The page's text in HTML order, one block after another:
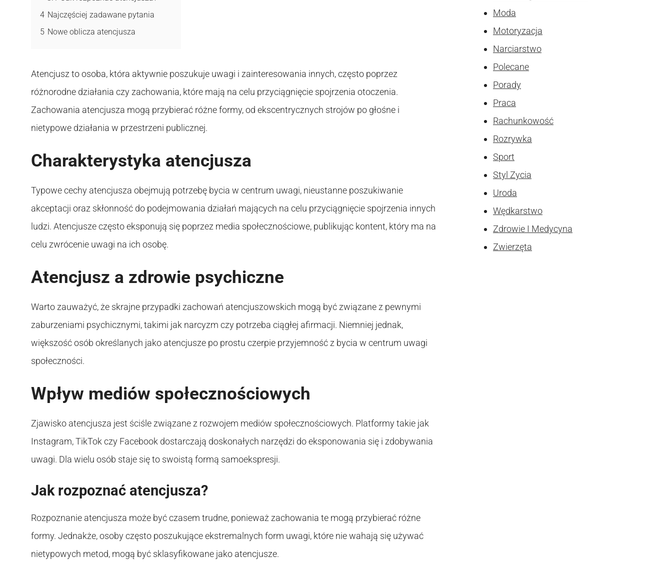
4 Najczęściej zadawane pytania
5 Nowe oblicza atencjusza
Atencjusz to osoba, która aktywnie poszukuje uwagi i zainteresowania innych, często poprzez
różnorodne działania czy zachowania, które mają na celu przyciągnięcie spojrzenia otoczenia.
Zachowania atencjusza mogą przybierać różne formy, od ekscentrycznych strojów po głośne i
nietypowe działania w przestrzeni publicznej.
Charakterystyka atencjusza
Typowe cechy atencjusza obejmują potrzebę bycia w centrum uwagi, nieustanne poszukiwanie
akceptacji oraz skłonność do podejmowania działań mających na celu przyciągnięcie spojrzenia innych
ludzi. Atencjusze często eksponują się poprzez media społecznościowe, publikując kontent, który ma na
celu zwrócenie uwagi na ich osobę.
Atencjusz a zdrowie psychiczne
Warto zauważyć, że skrajne przypadki zachowań atencjuszowskich mogą być związane z pewnymi
zaburzeniami psychicznymi, takimi jak narcyzm czy potrzeba ciągłej afirmacji. Niemniej jednak,
większość osób określanych jako atencjusze po prostu czerpie przyjemność z bycia w centrum uwagi
społeczności.
Wpływ mediów społecznościowych
Zjawisko atencjusza jest ściśle związane z rozwojem mediów społecznościowych. Platformy takie jak
Instagram, TikTok czy Facebook dostarczają doskonałych narzędzi do eksponowania się i zdobywania
uwagi. Dla wielu osób staje się to swoistą formą samoekspresji.
Jak rozpoznać atencjusza?
Rozpoznanie atencjusza może być czasem trudne, ponieważ zachowania te mogą przybierać różne
formy. Jednakże, osoby często poszukujące ekstremalnych form uwagi, które nie wahają się używać
nietypowych metod, mogą być sklasyfikowane jako atencjusze.
Moda
Motoryzacja
Narciarstwo
Polecane
Porady
Praca
Rachunkowość
Rozrywka
Sport
Styl Zycia
Uroda
Wędkarstwo
Zdrowie I Medycyna
Zwierzęta